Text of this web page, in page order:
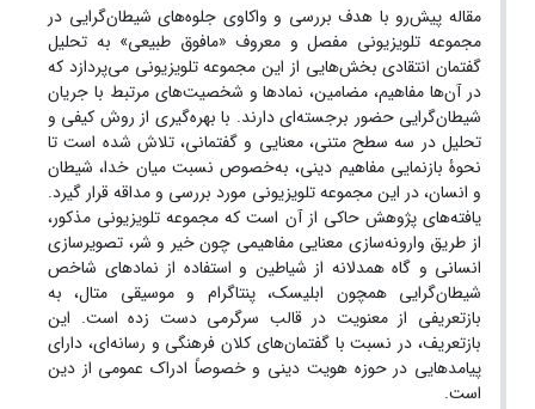
مقاله پیش‌رو با هدف بررسی و واکاوی جلوه‌های شیطان‌گرایی در
مجموعه تلویزیونی مفصل و معروف «مافوق طبیعی» به تحلیل
گفتمان انتقادی بخش‌هایی از این مجموعه تلویزیونی می‌پردازد که
در آن‌ها مفاهیم، مضامین، نمادها و شخصیت‌های مرتبط با جریان
شیطان‌گرایی حضور برجسته‌ای دارند. با بهره‌گیری از روش کیفی و
تحلیل در سه سطح متنی، معنایی و گفتمانی، تلاش شده است تا
نحوۀ بازنمایی مفاهیم دینی، به‌خصوص نسبت میان خدا، شیطان
و انسان، در این مجموعه تلویزیونی مورد بررسی و مداقه قرار گیرد.
یافته‌های پژوهش حاکی از آن است که مجموعه تلویزیونی مذکور،
از طریق وارونه‌سازی معنایی مفاهیمی چون خیر و شر، تصویرسازی
انسانی و گاه همدلانه از شیاطین و استفاده از نمادهای شاخص
شیطان‌گرایی همچون ابلیسک، پنتاگرام و موسیقی متال، به
بازتعریفی از معنویت در قالب سرگرمی دست زده است. این
بازتعریف، در نسبت با گفتمان‌های کلان فرهنگی و رسانه‌ای، دارای
پیامدهایی در حوزه هویت دینی و خصوصاً ادراک عمومی از دین
است.